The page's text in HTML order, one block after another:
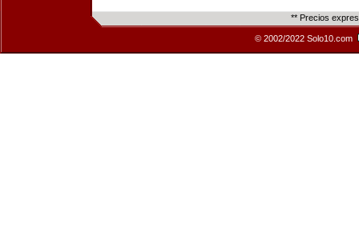
** Precios
© 2002/2022 Solo10.com